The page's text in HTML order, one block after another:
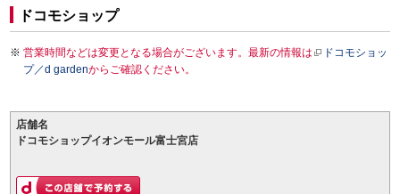
ドコモショップ
営業時間などは変更となる場合がございます。最新の情報は
ドコモショッ
プ／d gardenからご確認ください。
店舗名
ドコモショップイオンモール富士宮店